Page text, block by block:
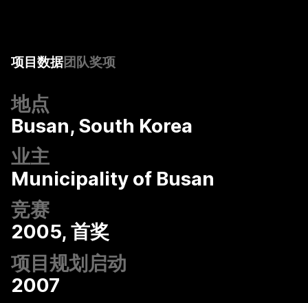
项目数据团队奖项
地点
Busan, South Korea
业主
Municipality of Busan
竞赛
2005, 首奖
项目规划启动
2007